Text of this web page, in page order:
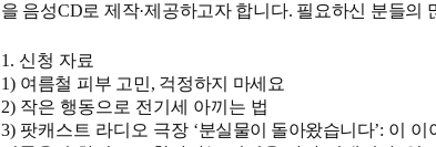
을 음성CD로 제작·제공하고자 합니다. 필요하신 분들의
1. 신청 자료
1) 여름철 피부 고민, 걱정하지 마세요
2) 작은 행동으로 전기세 아끼는 법
3) 팟캐스트 라디오 극장 ‘분실물이 돌아왔습니다’: 이 이